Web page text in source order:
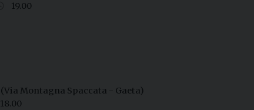
19.00
(Via Montagna Spaccata - Gaeta)
18.00